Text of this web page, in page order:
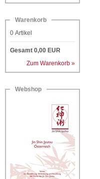
Warenkorb
0 Artikel
Gesamt 0,00 EUR
Zum Warenkorb »
Webshop